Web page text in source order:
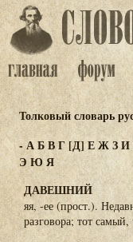
Толковый словарь
-АБВГ [Д] ЕЖЗИ
Э Ю Я
ДАВЕШНИЙ
яя, -ее (прост.).
разговора; тот